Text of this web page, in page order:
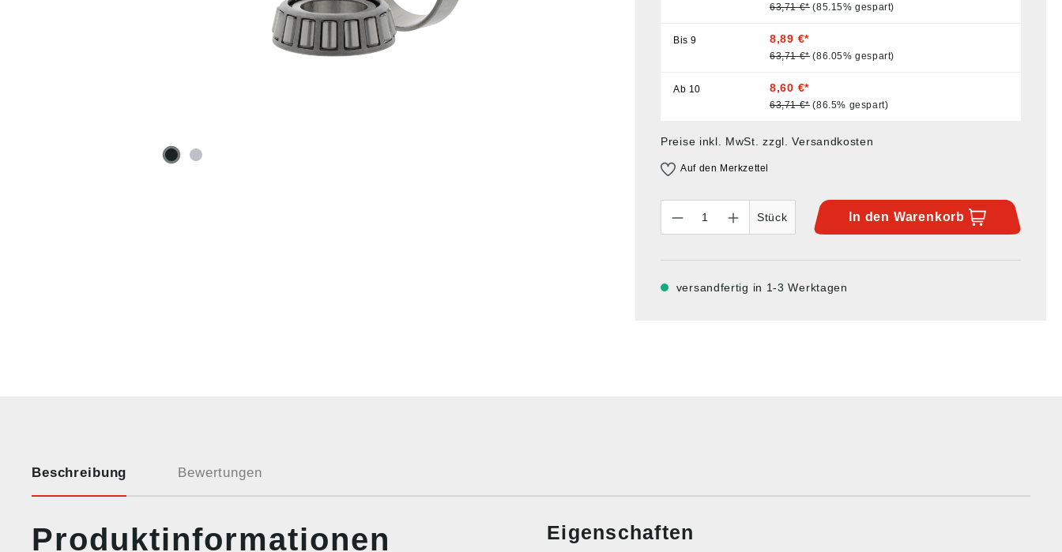
63,71 €* (85.15% gespart)
Bis9 8,89 €*
63,71 €* (86.05% gespart)
Ab 10 8,60 €*
63,71 €* (86.5% gespart)
Preise inkl. MwSt. zzgl. Versandkosten
Auf den Merkzettel
Stück
In den Warenkorb
versandfertig in 1-3 Werktagen
Beschreibung Bewertungen
Produktinformationen
Eigenschaften